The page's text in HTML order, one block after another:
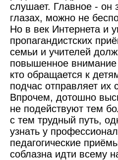
слушает. Главное - он
глазах, можно не
Но в век Интернета и
пропагандистских
семьи и учителей
повышенное внимание
кто обращается к
подчас отправляет их
Впрочем, дотошно
не подействуют тем
с тем трудный путь,
узнать у
педагогические
соблазна идти всему